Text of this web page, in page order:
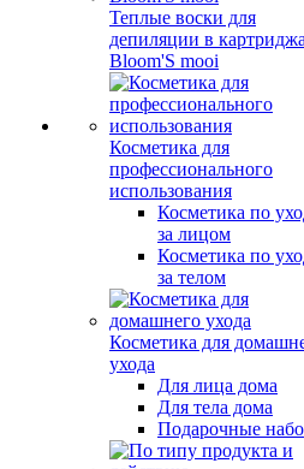
Теплые воски для
депиляции в
Bloom'S mooi
Косметика для
профессионального
использования
Косметика по
за лицом
Косметика по
за телом
Косметика для
ухода
Для лица дома
Для тела дома
Подарочные